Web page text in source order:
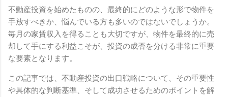
不動産投資を始めたものの、最終的にどのような形で物件を
手放すべきか、悩んでいる方も多いのではないでしょうか。
毎月の家賃収入を得ることも大切ですが、物件を最終的に売
却して手にする利益こそが、投資の成否を分ける非常に重要
な要素となります。
この記事では、不動産投資の出口戦略について、その重要性
や具体的な判断基準、そして成功させるためのポイントを解